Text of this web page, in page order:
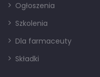
Ogłoszenia
Szkolenia
Dla farmaceuty
Składki